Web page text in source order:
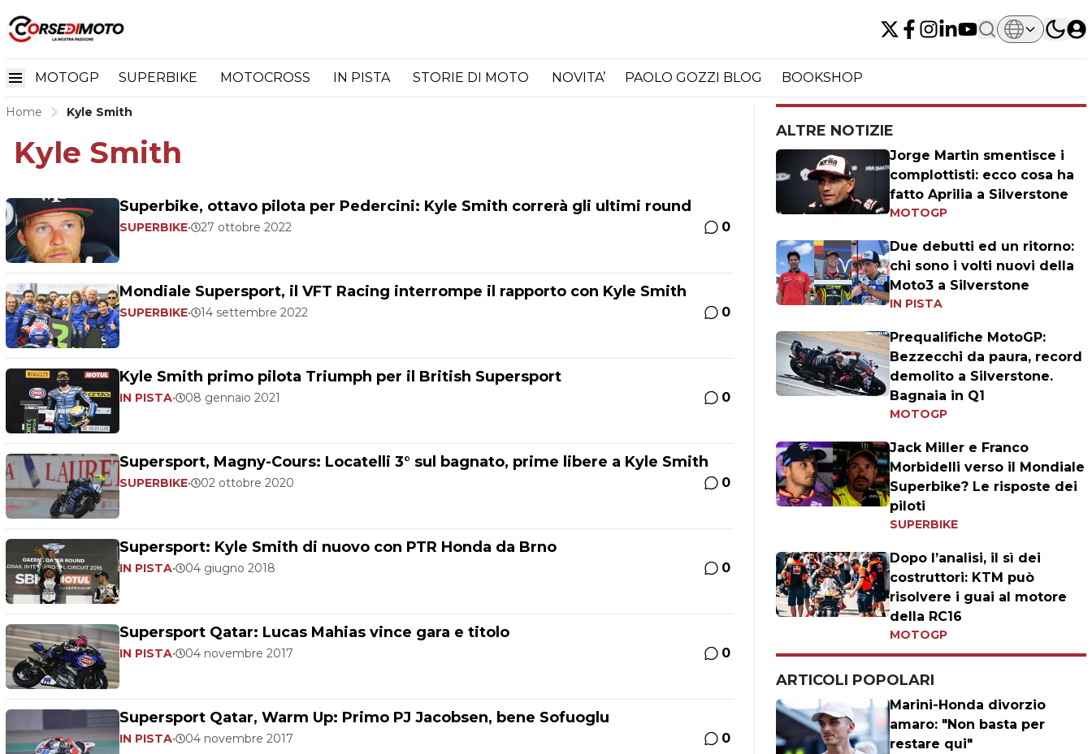
MOTOGP SUPERBIKE MOTOCROSS IN PISTA STORIE DI MOTO NOVITA’ PAOLO GOZZI BLOG BOOKSHOP
Home Kyle Smith
Kyle Smith
Superbike, ottavo pilota per Pedercini: Kyle Smith correrà gli ultimi round
SUPERBIKE• 27 ottobre 2022 0
Mondiale Supersport, il VFT Racing interrompe il rapporto con Kyle Smith
SUPERBIKE• 14 settembre 2022 0
Kyle Smith primo pilota Triumph per il British Supersport
IN PISTA• 08 gennaio 2021 0
Supersport, Magny-Cours: Locatelli 3° sul bagnato, prime libere a Kyle Smith
SUPERBIKE• 02 ottobre 2020 0
Supersport: Kyle Smith di nuovo con PTR Honda da Brno
IN PISTA• 04 giugno 2018 0
Supersport Qatar: Lucas Mahias vince gara e titolo
IN PISTA• 04 novembre 2017 0
Supersport Qatar, Warm Up: Primo PJ Jacobsen, bene Sofuoglu
IN PISTA• 04 novembre 2017 0
ALTRE NOTIZIE
Jorge Martin smentisce i
complottisti: ecco cosa ha
fatto Aprilia a Silverstone
MOTOGP
Due debutti ed un ritorno:
chi sono i volti nuovi della
Moto3 a Silverstone
IN PISTA
Prequalifiche MotoGP:
Bezzecchi da paura, record
demolito a Silverstone.
Bagnaia in Q1
MOTOGP
Jack Miller e Franco
Morbidelli verso il Mondiale
Superbike? Le risposte dei
piloti
SUPERBIKE
Dopo l’analisi, il sì dei
costruttori: KTM può
risolvere i guai al motore
della RC16
MOTOGP
ARTICOLI POPOLARI
Marini-Honda divorzio
amaro: "Non basta per
restare qui"